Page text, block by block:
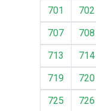
701
702
707
708
713
714
719
720
725
726